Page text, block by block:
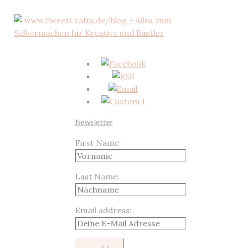
Newsletter
First Name:
Last Name:
Email address: